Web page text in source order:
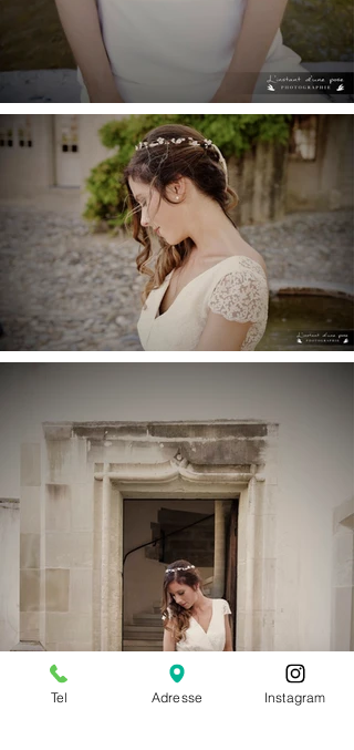
Tel Adresse Instagram